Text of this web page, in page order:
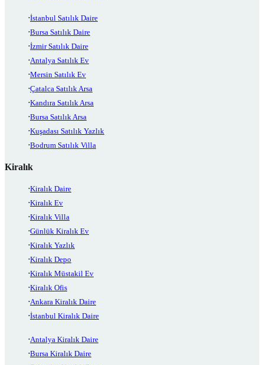
İstanbul Satılık Daire
Bursa Satılık Daire
İzmir Satılık Daire
Antalya Satılık Ev
Mersin Satılık Ev
Çatalca Satılık Arsa
Kandıra Satılık Arsa
Bursa Satılık Arsa
Kuşadası Satılık Yazlık
Bodrum Satılık Villa
Kiralık
Kiralık Daire
Kiralık Ev
Kiralık Villa
Günlük Kiralık Ev
Kiralık Yazlık
Kiralık Depo
Kiralık Müstakil Ev
Kiralık Ofis
Ankara Kiralık Daire
İstanbul Kiralık Daire
Antalya Kiralık Daire
Bursa Kiralık Daire